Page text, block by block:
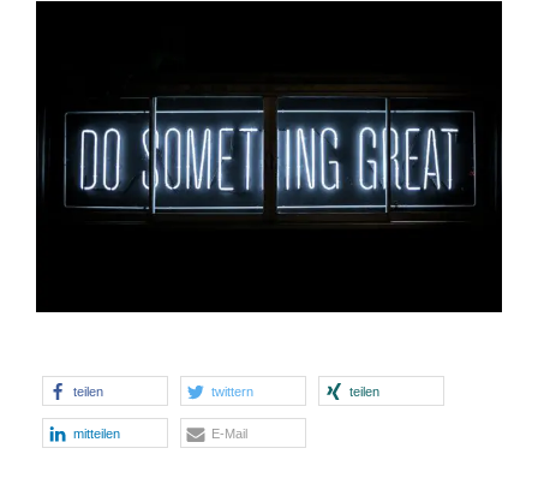
teilen twittern teilen
mitteilen E-Mail